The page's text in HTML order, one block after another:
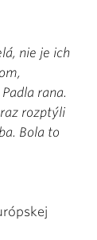
nie je ich
rana.
rozptýli
Bola to